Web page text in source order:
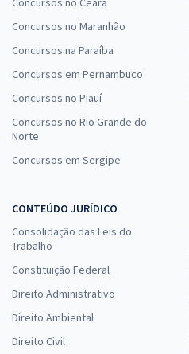
Concursos no Maranhão
Concursos na Paraíba
Concursos em Pernambuco
Concursos no Piauí
Concursos no Rio Grande do
Norte
Concursos em Sergipe
CONTEÚDO JURÍDICO
Consolidação das Leis do
Trabalho
Constituição Federal
Direito Administrativo
Direito Ambiental
Direito Civil